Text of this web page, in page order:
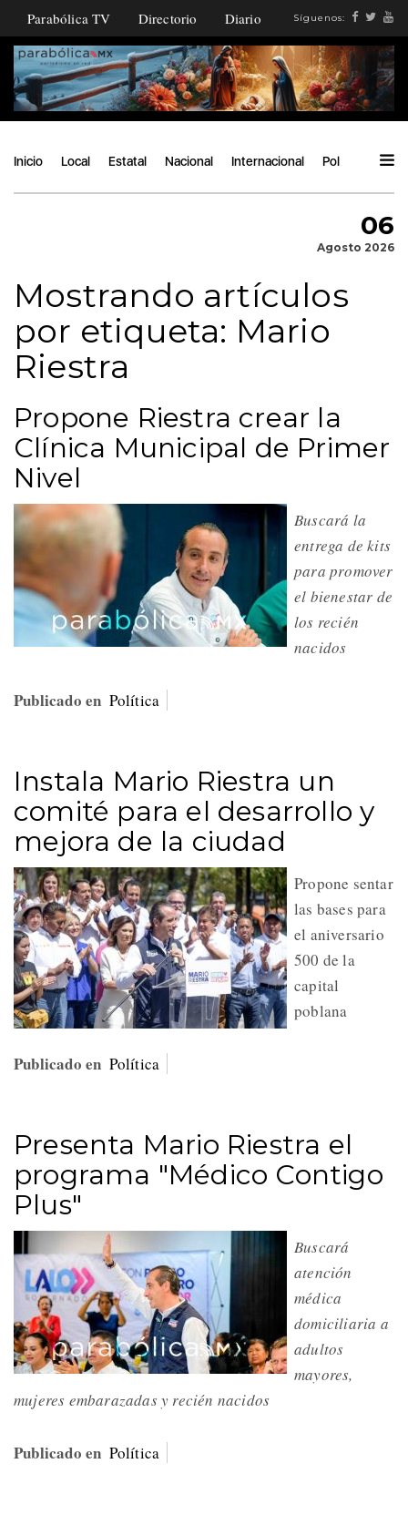
Parabólica TV Directorio Diario Síguenos:
Inicio Local Estatal Nacional Internacional Política
06
Agosto 2026
Mostrando artículos
por etiqueta: Mario
Riestra
Propone Riestra crear la
Clínica Municipal de Primer
Nivel
Buscará la
entrega de kits
para promover
el bienestar de
los recién
nacidos
Publicado en Política
Instala Mario Riestra un
comité para el desarrollo y
mejora de la ciudad
Propone sentar
las bases para
el aniversario
500 de la
capital
poblana
Publicado en Política
Presenta Mario Riestra el
programa "Médico Contigo
Plus"
Buscará
atención
médica
domiciliaria a
adultos
mayores,
mujeres embarazadas y recién nacidos
Publicado en Política